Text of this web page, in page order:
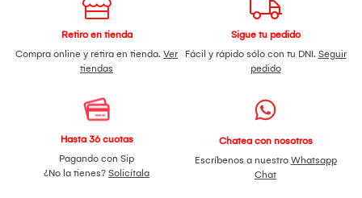
Retiro en tienda
Compra online y retira en tienda. Ver
tiendas
Sigue tu pedido
Fácil y rápido sólo con tu DNI. Seguir
pedido
Hasta 36 cuotas
Pagando con Sip
¿No la tienes? Solicítala
Chatea con nosotros
Escríbenos a nuestro Whatsapp
Chat